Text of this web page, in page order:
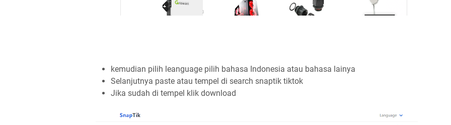
kemudian pilih leanguage pilih bahasa Indonesia atau bahasa lainya
Selanjutnya paste atau tempel di search snaptik tiktok
Jika sudah di tempel klik download